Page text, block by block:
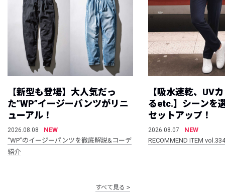
【新型も登場】大人気だっ
た”WP”イージーパンツがリニ
ューアル！
2026.08.08
NEW
“WP”のイージーパンツを徹底解説&コーデ
紹介
【吸水速乾、UV
るetc.】シーンを
セットアップ！
2026.08.07
NEW
RECOMMEND ITEM vol.334
すべて見る